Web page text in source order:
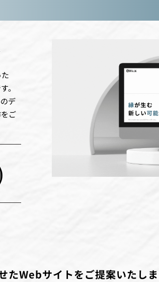
。
デ
ご
たWebサイトをご提案いたし